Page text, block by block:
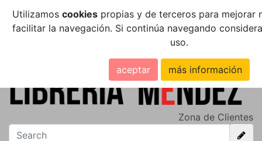
Utilizamos cookiespropias y de terceros para mejorar
facilitar la navegación. Si continúa navegando
uso.
aceptar más información
Zona de Clientes